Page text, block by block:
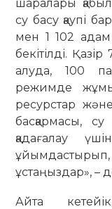
шаралары
су басу қаупі
мен 1 102
бекітілді.
алуда, 100
режимде
ресурстар
басқармасы,
қадағалау
ұстаңыздар», –
Айта